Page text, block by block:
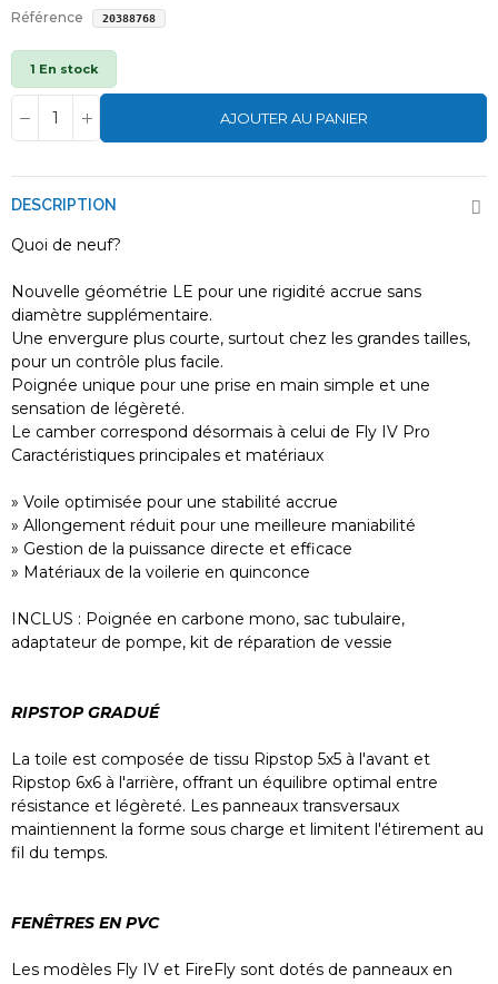
Référence 20388768
1 En stock
AJOUTER AU PANIER
DESCRIPTION
Quoi de neuf?
Nouvelle géométrie LE pour une rigidité accrue sans
diamètre supplémentaire.
Une envergure plus courte, surtout chez les grandes tailles,
pour un contrôle plus facile.
Poignée unique pour une prise en main simple et une
sensation de légèreté.
Le camber correspond désormais à celui de Fly IV Pro
Caractéristiques principales et matériaux
» Voile optimisée pour une stabilité accrue
» Allongement réduit pour une meilleure maniabilité
» Gestion de la puissance directe et efficace
» Matériaux de la voilerie en quinconce
INCLUS : Poignée en carbone mono, sac tubulaire,
adaptateur de pompe, kit de réparation de vessie
RIPSTOP GRADUÉ
La toile est composée de tissu Ripstop 5x5 à l'avant et
Ripstop 6x6 à l'arrière, offrant un équilibre optimal entre
résistance et légèreté. Les panneaux transversaux
maintiennent la forme sous charge et limitent l'étirement au
fil du temps.
FENÊTRES EN PVC
Les modèles Fly IV et FireFly sont dotés de panneaux en